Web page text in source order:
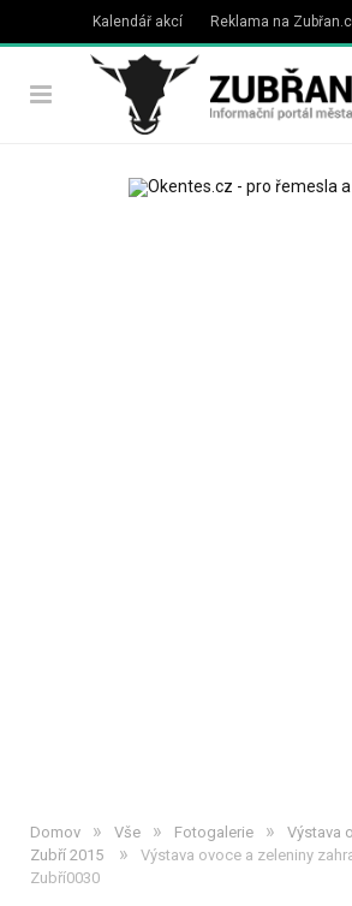
Kalendář akcí Reklama na
Domov » Vše » Fotogalerie »
Výstava
Zubří 2015
»
Výstava ovoce a zeleniny
Zubří0030